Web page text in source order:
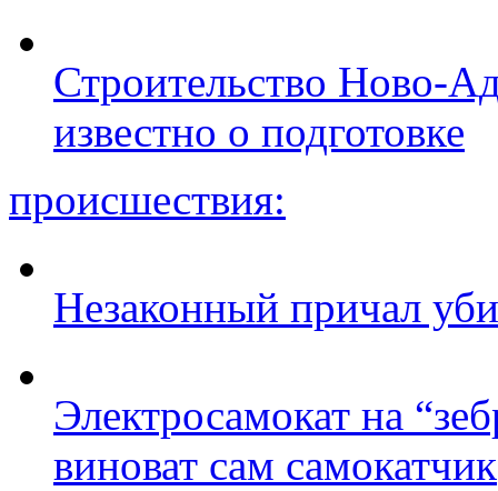
Строительство Ново-
известно о подготовке
происшествия:
Незаконный причал
Электросамокат на
виноват сам самокатчик